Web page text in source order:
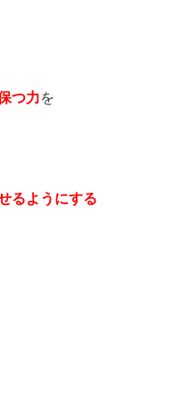
つ力を
るようにする